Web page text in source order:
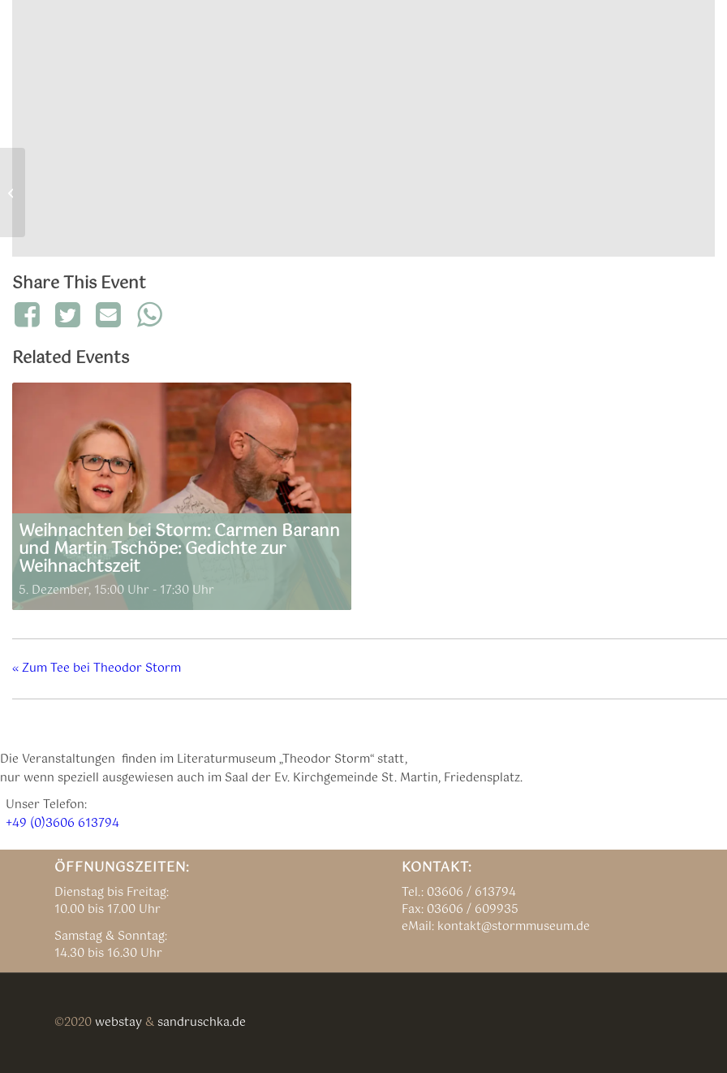
Share This Event
Related Events
Weihnachten bei Storm: Carmen Barann
und Martin Tschöpe: Gedichte zur
Weihnachtszeit
5. Dezember, 15:00 Uhr - 17:30 Uhr
«Zum Tee bei Theodor Storm
Die Veranstaltungen finden im Literaturmuseum „Theodor Storm“ statt,
nur wenn speziell ausgewiesen auch im Saal der Ev. Kirchgemeinde St. Martin, Friedensplatz.
Unser Telefon:
+49 (0)3606 613794
ÖFFNUNGSZEITEN:
Dienstag bis Freitag:
10.00 bis 17.00 Uhr
Samstag & Sonntag:
14.30 bis 16.30 Uhr
KONTAKT:
Tel.: 03606 / 613794
Fax: 03606 / 609935
eMail: kontakt@stormmuseum.de
©2020 webstay &sandruschka.de